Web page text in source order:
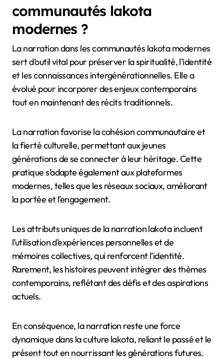
communautés lakota
modernes ?
La narration dans les communautés lakota modernes
sert d’outil vital pour préserver la spiritualité, l’identité
et les connaissances intergénérationnelles. Elle a
évolué pour incorporer des enjeux contemporains
tout en maintenant des récits traditionnels.
La narration favorise la cohésion communautaire et
la fierté culturelle, permettant aux jeunes
générations de se connecter à leur héritage. Cette
pratique s’adapte également aux plateformes
modernes, telles que les réseaux sociaux, améliorant
la portée et l’engagement.
Les attributs uniques de la narration lakota incluent
l’utilisation d’expériences personnelles et de
mémoires collectives, qui renforcent l’identité.
Rarement, les histoires peuvent intégrer des thèmes
contemporains, reflétant des défis et des aspirations
actuels.
En conséquence, la narration reste une force
dynamique dans la culture lakota, reliant le passé et le
présent tout en nourrissant les générations futures.